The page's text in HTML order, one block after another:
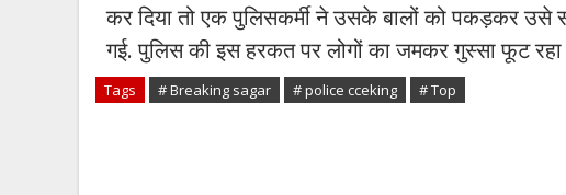
कर दिया तो एक पुलिसकर्मी ने उसके बालों को पकड़कर उसे
गई. पुलिस की इस हरकत पर लोगों का जमकर गुस्सा फूट रहा
Tags # Breaking sagar # police cceking # Top